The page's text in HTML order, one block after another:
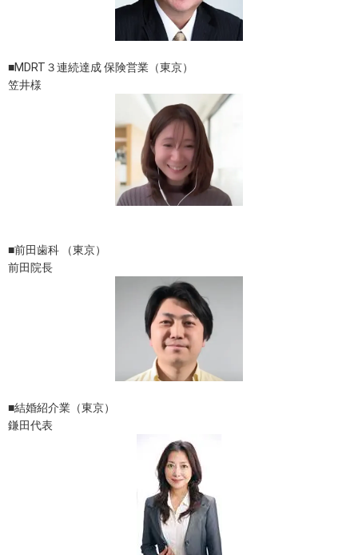
■MDRT３連続達成 保険営業（東京）
笠井様
■前田歯科 （東京）
前田院長
■結婚紹介業（東京）
鎌田代表